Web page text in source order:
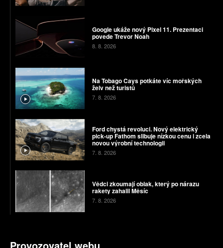
Google ukáže nový Pixel 11. Prezentaci
povede Trevor Noah
8. 8. 2026
Na Tobago Cays potkáte víc mořských
želv než turistů
7. 8. 2026
Ford chystá revoluci. Nový elektrický
pick-up Fathom slibuje nízkou cenu i zcela
novou výrobní technologii
7. 8. 2026
Vědci zkoumají oblak, který po nárazu
rakety zahalil Měsíc
7. 8. 2026